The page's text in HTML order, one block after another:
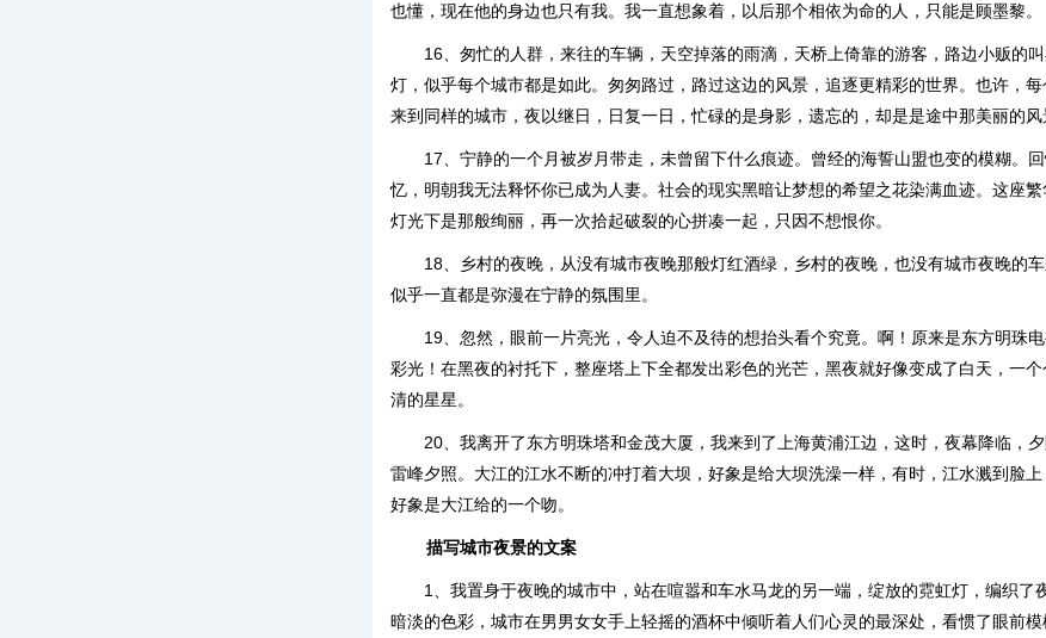
也懂，现在他的身边也只有我。我一直想象着，以后那个相依为命的人，只能是顾墨黎。
16、匆忙的人群，来往的车辆，天空掉落的雨滴，天桥上倚靠的游客，路边小贩的
灯，似乎每个城市都是如此。匆匆路过，路过这边的风景，追逐更精彩的世界。也许，
来到同样的城市，夜以继日，日复一日，忙碌的是身影，遗忘的，却是是途中那美丽的风
17、宁静的一个月被岁月带走，未曾留下什么痕迹。曾经的海誓山盟也变的模糊。
忆，明朝我无法释怀你已成为人妻。社会的现实黑暗让梦想的希望之花染满血迹。这座
灯光下是那般绚丽，再一次拾起破裂的心拼凑一起，只因不想恨你。
18、乡村的夜晚，从没有城市夜晚那般灯红酒绿，乡村的夜晚，也没有城市夜晚的
似乎一直都是弥漫在宁静的氛围里。
19、忽然，眼前一片亮光，令人迫不及待的想抬头看个究竟。啊！原来是东方明珠
彩光！在黑夜的衬托下，整座塔上下全都发出彩色的光芒，黑夜就好像变成了白天，一
清的星星。
20、我离开了东方明珠塔和金茂大厦，我来到了上海黄浦江边，这时，夜幕降临，
雷峰夕照。大江的江水不断的冲打着大坝，好象是给大坝洗澡一样，有时，江水溅到脸上
好象是大江给的一个吻。
描写城市夜景的文案
1、我置身于夜晚的城市中，站在喧嚣和车水马龙的另一端，绽放的霓虹灯，编织了
暗淡的色彩，城市在男男女女手上轻摇的酒杯中倾听着人们心灵的最深处，看惯了眼前